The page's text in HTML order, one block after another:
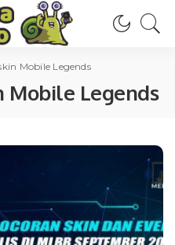
Mobile Legends
Mobile Legends